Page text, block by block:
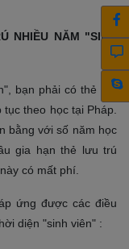
NHIỀU NĂM "SINH
bạn phải có thẻ lưu
theo học tại Pháp.
bằng với số năm học
gia hạn thẻ lưu trú
có mất phí.
ứng được các điều
diện "sinh viên" :